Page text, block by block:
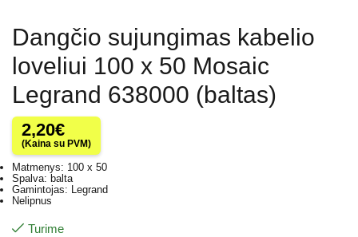
Dangčio sujungimas kabelio
loveliui 100 x 50 Mosaic
Legrand 638000 (baltas)
2,20€
(Kaina su PVM)
Matmenys: 100 x 50
Spalva: balta
Gamintojas: Legrand
Nelipnus
Turime